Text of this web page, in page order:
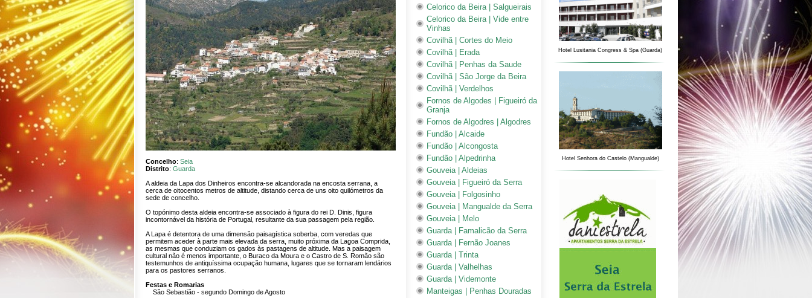
Concelho: Seia
Distrito: Guarda
A aldeia da Lapa dos Dinheiros encontra-se alcandorada na encosta serrana, a
cerca de oitocentos metros de altitude, distando cerca de uns oito quilómetros da
sede de concelho.
O topónimo desta aldeia encontra-se associado à figura do rei D. Dinis, figura
incontornável da história de Portugal, resultante da sua passagem pela região.
A Lapa é detentora de uma dimensão paisagística soberba, com veredas que
permitem aceder à parte mais elevada da serra, muito próxima da Lagoa Comprida,
as mesmas que conduziam os gados às pastagens de altitude. Mas a paisagem
cultural não é menos importante, o Buraco da Moura e o Castro de S. Romão são
testemunhos de antiquíssima ocupação humana, lugares que se tornaram lendários
para os pastores serranos.
Festas e Romarias
São Sebastião - segundo Domingo de Agosto
Celorico da Beira | Salgueirais
Celorico da Beira | Vide entre
Vinhas
Covilhã | Cortes do Meio
Covilhã | Erada
Covilhã | Penhas da Saude
Covilhã | São Jorge da Beira
Covilhã | Verdelhos
Fornos de Algodes | Figueiró da
Granja
Fornos de Algodres | Algodres
Fundão | Alcaide
Fundão | Alcongosta
Fundão | Alpedrinha
Gouveia | Aldeias
Gouveia | Figueiró da Serra
Gouveia | Folgosinho
Gouveia | Mangualde da Serra
Gouveia | Melo
Guarda | Famalicão da Serra
Guarda | Fernão Joanes
Guarda | Trinta
Guarda | Valhelhas
Guarda | Videmonte
Manteigas | Penhas Douradas
Hotel Lusitania Congress & Spa (Guarda)
Hotel Senhora do Castelo (Mangualde)